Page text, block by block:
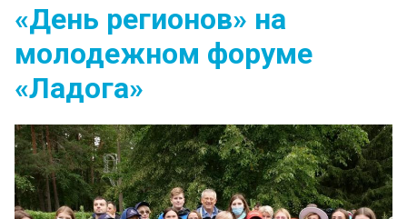
«День регионов» на
молодежном форуме
«Ладога»